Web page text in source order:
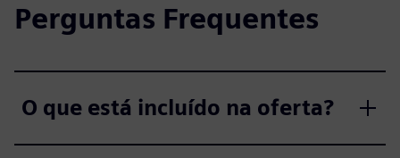
Perguntas Frequentes
O que está incluído na oferta?